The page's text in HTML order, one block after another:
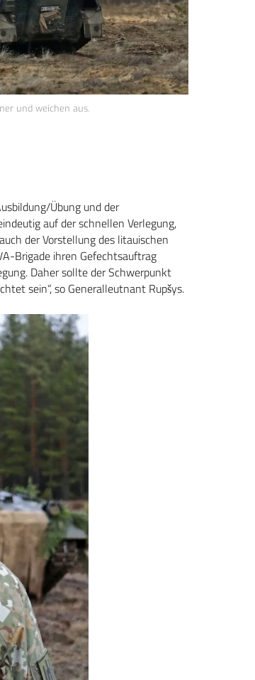
und weichen aus.
Übung und der
auf der schnellen Verlegung,
der Vorstellung des litauischen
Brigade ihren Gefechtsauftrag
Daher sollte der Schwerpunkt
sein“, so Generalleutnant Rupšys.